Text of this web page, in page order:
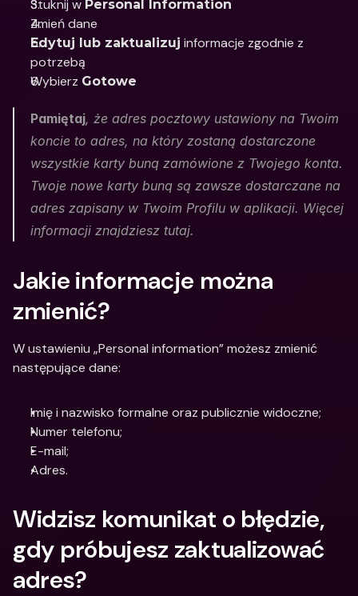
Stuknij w Personal Information
Zmień dane
Edytuj lub zaktualizuj informacje zgodnie z
potrzebą
Wybierz Gotowe
Pamiętaj, że adres pocztowy ustawiony na Twoim
koncie to adres, na który zostaną dostarczone
wszystkie karty bunq zamówione z Twojego konta.
Twoje nowe karty bunq są zawsze dostarczane na
adres zapisany w Twoim Profilu w aplikacji. Więcej
informacji znajdziesz tutaj.
Jakie informacje można
zmienić?
W ustawieniu „Personal information” możesz zmienić
następujące dane:
Imię i nazwisko formalne oraz publicznie widoczne;
Numer telefonu;
E-mail;
Adres.
Widzisz komunikat o błędzie,
gdy próbujesz zaktualizować
adres?